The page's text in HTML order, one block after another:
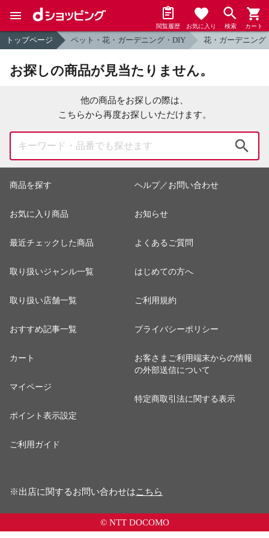
閲覧履歴 お気に入り 検索 カート
トップページ ペット・花・ガーデニング・DIY 花・ガーデニング
お探しの商品が見当たりません。
他の商品をお探しの際は、
こちらから再度お探しいただけます。
商品を探す
お気に入り商品
最近チェックした商品
取り扱いジャンル一覧
取り扱い店舗一覧
おすすめ記事一覧
カート
マイページ
ポイント表示設定
ご利用ガイド
ヘルプ／お問い合わせ
お知らせ
よくあるご質問
はじめての方へ
ご利用規約
プライバシーポリシー
お客さまご利用端末からの情報
の外部送信について
特定商取引法に関する表示
※出店に関するお問い合わせはこちら
© NTT DOCOMO